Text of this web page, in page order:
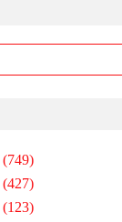
(749)
(427)
(123)